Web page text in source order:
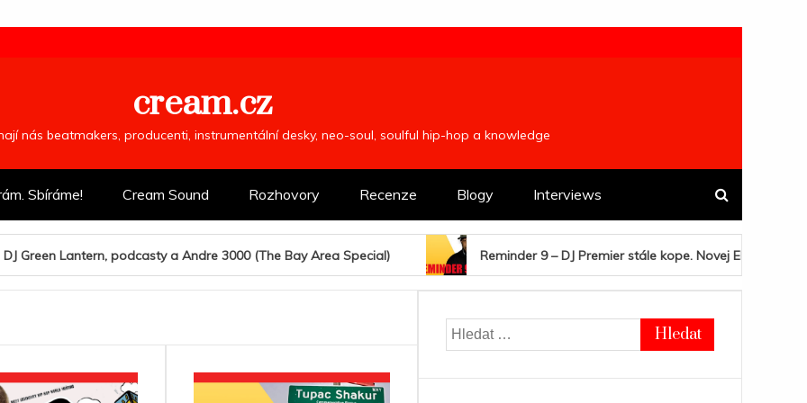
cream.cz
nás beatmakers, producenti, instrumentální desky, neo-soul, soulful hip-hop a knowledge
Sbíráme! Cream Sound Rozhovory Recenze Blogy Interviews
a Andre 3000 (The Bay Area Special) Reminder 9 – DJ Premier stále kope. Novej Elaquent, Nottz, FOM ze
Vyhledávání